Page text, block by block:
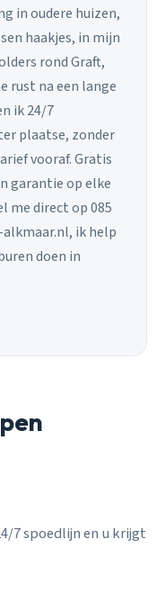
in oudere huizen,
haakjes, in mijn
rond Graft,
rust na een lange
ik 24/7
plaatse, zonder
vooraf. Gratis
garantie op elke
me direct op 085
ik help
doen in
7 spoedlijn en u krijgt